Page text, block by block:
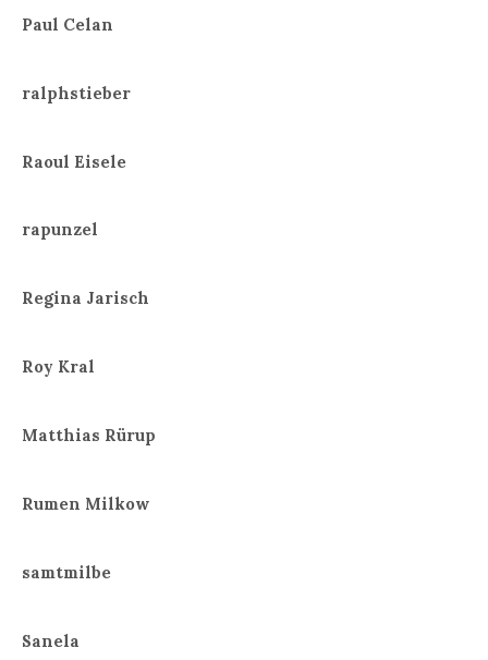
Paul Celan
ralphstieber
Raoul Eisele
rapunzel
Regina Jarisch
Roy Kral
Matthias Rürup
Rumen Milkow
samtmilbe
Sanela